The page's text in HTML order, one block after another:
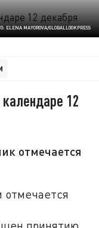
ELENA MAYOROVA/GLOBALLOOKPRESS
12
отмечается
отмечается
принятию